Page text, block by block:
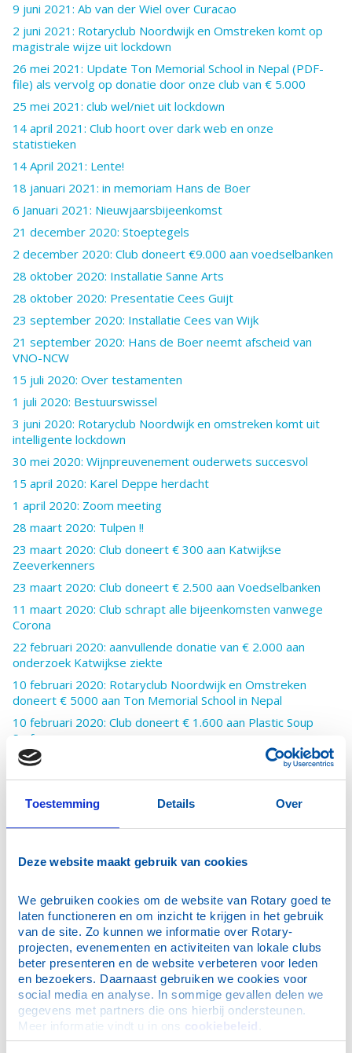
Toestemming Details Over
Deze website maakt gebruik van cookies
We gebruiken cookies om de website van Rotary goed te
laten functioneren en om inzicht te krijgen in het gebruik
van de site. Zo kunnen we informatie over Rotary-
projecten, evenementen en activiteiten van lokale clubs
beter presenteren en de website verbeteren voor leden
en bezoekers. Daarnaast gebruiken we cookies voor
social media en analyse. In sommige gevallen delen we
gegevens met partners die ons hierbij ondersteunen.
Meer informatie vindt u in ons cookiebeleid
9 juni 2021: Ab van der Wiel over Curacao
2 juni 2021: Rotaryclub Noordwijk en Omstreken komt op
magistrale wijze uit lockdown
26 mei 2021: Update Ton Memorial School in Nepal (PDF-
file) als vervolg op donatie door onze club van € 5.000
25 mei 2021: club wel/niet uit lockdown
14 april 2021: Club hoort over dark web en onze
statistieken
14 April 2021: Lente!
18 januari 2021: in memoriam Hans de Boer
6 Januari 2021: Nieuwjaarsbijeenkomst
21 december 2020: Stoeptegels
2 december 2020: Club doneert €9.000 aan voedselbanken
28 oktober 2020: Installatie Sanne Arts
28 oktober 2020: Presentatie Cees Guijt
23 september 2020: Installatie Cees van Wijk
21 september 2020: Hans de Boer neemt afscheid van
VNO-NCW
15 juli 2020: Over testamenten
1 juli 2020: Bestuurswissel
3 juni 2020: Rotaryclub Noordwijk en omstreken komt uit
intelligente lockdown
30 mei 2020: Wijnpreuvenement ouderwets succesvol
15 april 2020: Karel Deppe herdacht
1 april 2020: Zoom meeting
28 maart 2020: Tulpen !!
23 maart 2020: Club doneert € 300 aan Katwijkse
Zeeverkenners
23 maart 2020: Club doneert € 2.500 aan Voedselbanken
11 maart 2020: Club schrapt alle bijeenkomsten vanwege
Corona
22 februari 2020: aanvullende donatie van € 2.000 aan
onderzoek Katwijkse ziekte
10 februari 2020: Rotaryclub Noordwijk en Omstreken
doneert € 5000 aan Ton Memorial School in Nepal
10 februari 2020: Club doneert € 1.600 aan Plastic Soup
Surfer
10 februari 2020: Donatie van € 300,40 aan MS Research
Rokjesdag
15 januari 2020: Club doneert € 2.500 aan De Speelakker in
Noordwijkerhout
7 december 2019: Spin-off donatie Stichting Juul
23 oktober 2019: Bedrijfsbezoek KNRM
16 oktober 2019: Noordwijk Dementievriendelijk
9 oktober 2019: Installatie Caspar Hietbrink
26 augustus 2019: Rotaryclub Noordwijk en Omstreken
doneert € 2.500 ten behoeve van ziekenhuis Ghana
31 juli 2019: Installatie Ad Hoeks
26 juni 2019: Bestuurswisseling